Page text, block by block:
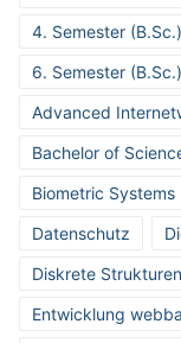
4. Semester (B.Sc.)
6. Semester (B.Sc.)
Advanced
Bachelor of
Biometric Systems
Datenschutz
Diskrete Strukturen
Entwicklung